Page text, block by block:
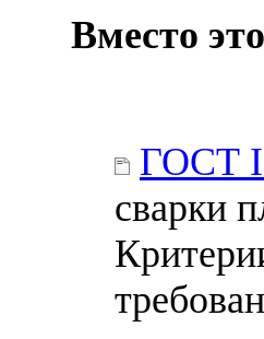
Вместо
ГОСТ
сварки